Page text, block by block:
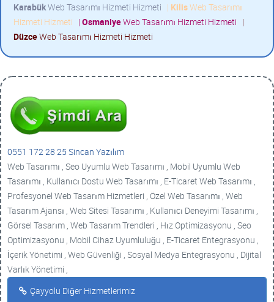
KarabükWeb Tasarımı Hizmeti Hizmeti | KilisWeb Tasarımı
Hizmeti Hizmeti | OsmaniyeWeb Tasarımı Hizmeti Hizmeti |
DüzceWeb Tasarımı Hizmeti Hizmeti
0551 172 28 25 Sincan Yazılım
Web Tasarımı , Seo Uyumlu Web Tasarımı , Mobil Uyumlu Web
Tasarımı , Kullanıcı Dostu Web Tasarımı , E-Ticaret Web Tasarımı ,
Profesyonel Web Tasarım Hizmetleri , Özel Web Tasarımı , Web
Tasarım Ajansı , Web Sitesi Tasarımı , Kullanıcı Deneyimi Tasarımı ,
Görsel Tasarım , Web Tasarım Trendleri , Hız Optimizasyonu , Seo
Optimizasyonu , Mobil Cihaz Uyumluluğu , E-Ticaret Entegrasyonu ,
İçerik Yönetimi , Web Güvenliği , Sosyal Medya Entegrasyonu , Dijital
Varlık Yönetimi ,
Çayyolu Diğer Hizmetlerimiz